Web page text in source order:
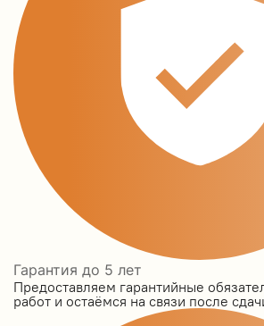
Гарантия до 5 лет
Предоставляем гарантийные
работ и остаёмся на связи после